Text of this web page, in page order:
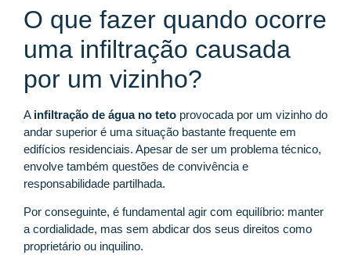
O que fazer quando ocorre
uma infiltração causada
por um vizinho?
A infiltração de água no teto provocada por um vizinho do
andar superior é uma situação bastante frequente em
edifícios residenciais. Apesar de ser um problema técnico,
envolve também questões de convivência e
responsabilidade partilhada.
Por conseguinte, é fundamental agir com equilíbrio: manter
a cordialidade, mas sem abdicar dos seus direitos como
proprietário ou inquilino.